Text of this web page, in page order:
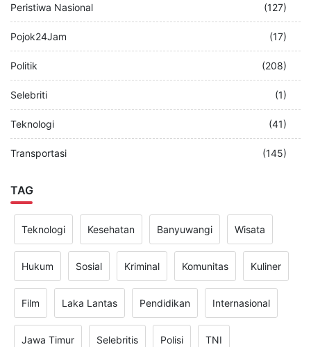
Peristiwa Nasional (127)
Pojok24Jam (17)
Politik (208)
Selebriti (1)
Teknologi (41)
Transportasi (145)
TAG
Teknologi Kesehatan Banyuwangi Wisata
Hukum Sosial Kriminal Komunitas Kuliner
Film Laka Lantas Pendidikan Internasional
Jawa Timur Selebritis Polisi TNI